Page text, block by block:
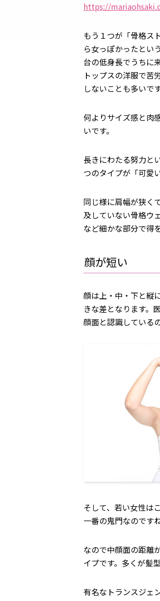
https://
もう１つが「骨格ス
ら女っぽかったとい
台の低身長でうちに
トップスの洋服で苦
しないことも多いです
何よりサイズ感と肉
いです。
長きにわたる努力と
つのタイプが「可愛
同じ様に肩幅が狭く
及していない骨格ウ
など細かな部分で得
顔が短い
顔は上・中・下と縦
きな差となります。
顔面と認識している
そして、若い女性は
一番の鬼門なのですね
なので中顔面の距離
イプです。多くが髪
有名なトランスジェ